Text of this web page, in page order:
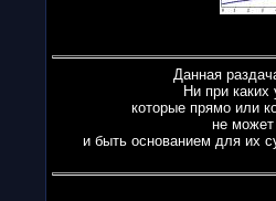
Данная
Ни при каких
которые прямо или
не может
и быть основанием для их